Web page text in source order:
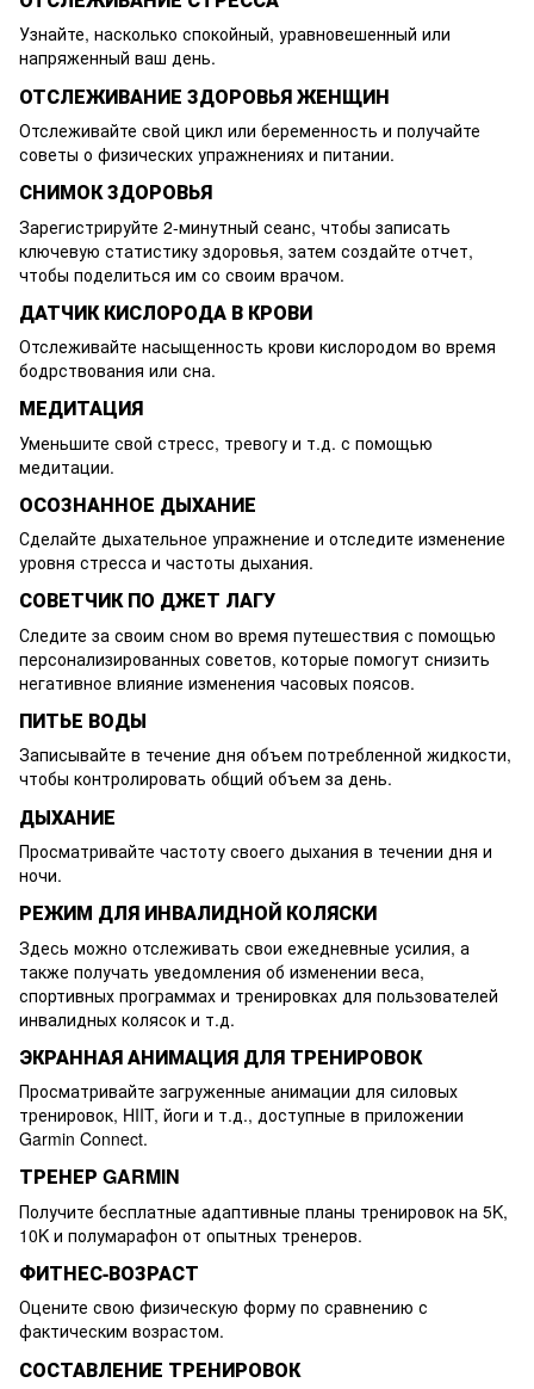
Узнайте, насколько спокойный, уравновешенный или
напряженный ваш день.
ОТСЛЕЖИВАНИЕ ЗДОРОВЬЯ ЖЕНЩИН
Отслеживайте свой цикл или беременность и получайте
советы о физических упражнениях и питании.
СНИМОК ЗДОРОВЬЯ
Зарегистрируйте 2-минутный сеанс, чтобы записать
ключевую статистику здоровья, затем создайте отчет,
чтобы поделиться им со своим врачом.
ДАТЧИК КИСЛОРОДА В КРОВИ
Отслеживайте насыщенность крови кислородом во время
бодрствования или сна.
МЕДИТАЦИЯ
Уменьшите свой стресс, тревогу и т.д. с помощью
медитации.
ОСОЗНАННОЕ ДЫХАНИЕ
Сделайте дыхательное упражнение и отследите изменение
уровня стресса и частоты дыхания.
СОВЕТЧИК ПО ДЖЕТ ЛАГУ
Следите за своим сном во время путешествия с помощью
персонализированных советов, которые помогут снизить
негативное влияние изменения часовых поясов.
ПИТЬЕ ВОДЫ
Записывайте в течение дня объем потребленной жидкости,
чтобы контролировать общий объем за день.
ДЫХАНИЕ
Просматривайте частоту своего дыхания в течении дня и
ночи.
РЕЖИМ ДЛЯ ИНВАЛИДНОЙ КОЛЯСКИ
Здесь можно отслеживать свои ежедневные усилия, а
также получать уведомления об изменении веса,
спортивных программах и тренировках для пользователей
инвалидных колясок и т.д.
ЭКРАННАЯ АНИМАЦИЯ ДЛЯ ТРЕНИРОВОК
Просматривайте загруженные анимации для силовых
тренировок, HIIT, йоги и т.д., доступные в приложении
Garmin Connect.
ТРЕНЕР GARMIN
Получите бесплатные адаптивные планы тренировок на 5K,
10K и полумарафон от опытных тренеров.
ФИТНЕС-ВОЗРАСТ
Оцените свою физическую форму по сравнению с
фактическим возрастом.
СОСТАВЛЕНИЕ ТРЕНИРОВОК